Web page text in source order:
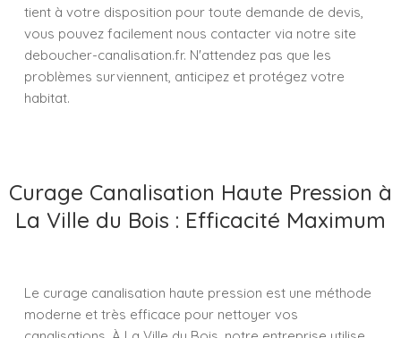
tient à votre disposition pour toute demande de devis,
vous pouvez facilement nous contacter via notre site
deboucher-canalisation.fr. N'attendez pas que les
problèmes surviennent, anticipez et protégez votre
habitat.
Curage Canalisation Haute Pression à
La Ville du Bois : Efficacité Maximum
Le curage canalisation haute pression est une méthode
moderne et très efficace pour nettoyer vos